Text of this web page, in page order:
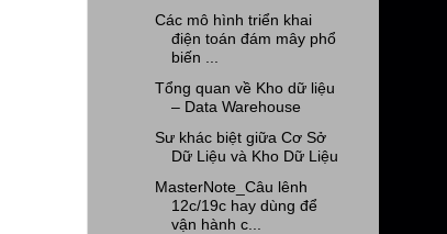
Các mô hình triển khai
điện toán đám mây phổ
biến ...
Tổng quan về Kho dữ liệu
– Data Warehouse
Sư khác biệt giữa Cơ Sở
Dữ Liệu và Kho Dữ Liệu
MasterNote_Câu lênh
12c/19c hay dùng để
vận hành c...